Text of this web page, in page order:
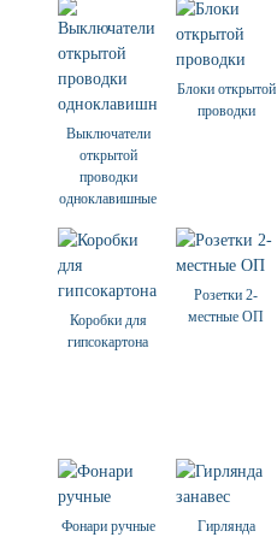
Выключатели
открытой
проводки
одноклавишные
Блоки открытой
проводки
Коробки для
гипсокартона
Розетки 2-
местные ОП
Фонари ручные
Гирлянда